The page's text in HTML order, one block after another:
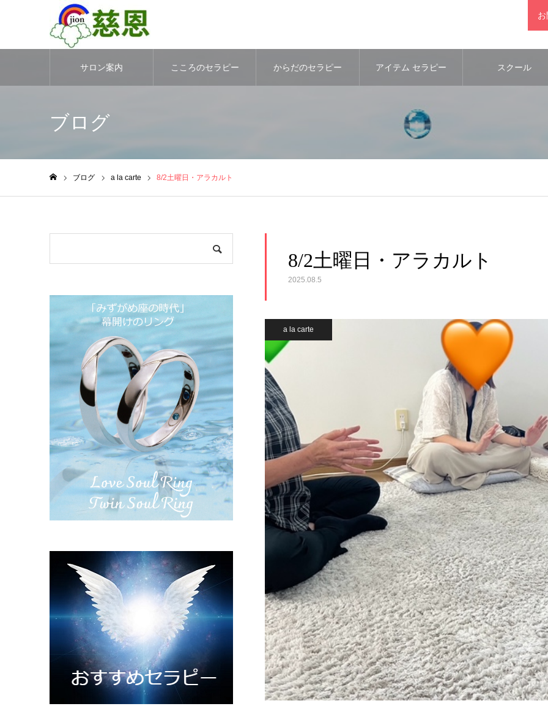
サロン案内 こころのセラピー からだのセラピー アイテム セラピー スクール
ブログ
ブログ a la carte 8/2土曜日・アラカルト
8/2土曜日・アラカルト
2025.08.5
a la carte